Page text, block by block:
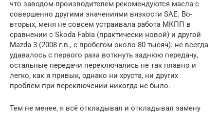
что заводом-производителем рекомендуются масла с
совершенно другими значениями вязкости SAE. Во-
вторых, меня не совсем устраивала работа МКПП в
сравнении с Skoda Fabia (практически новой) и другой
Mazda 3 (2008 г.в., с пробегом около 80 тысяч): не всегда
удавалось с первого раза воткнуть заднюю передачу,
остальные передачи переключались не так плавно и
легко, как я привык, однако ни хруста, ни других
проблем при переключении никогда не было.
Тем не менее, я всё откладывал и откладывал замену